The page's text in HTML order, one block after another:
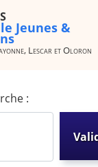
Jeunes &
Lescar et Oloron
: